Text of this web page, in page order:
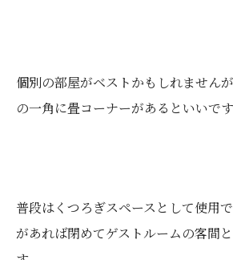
個別の部屋がベストかもしれません
の一角に畳コーナーがあるといいです
普段はくつろぎスペースとして使用
があれば閉めてゲストルームの客間